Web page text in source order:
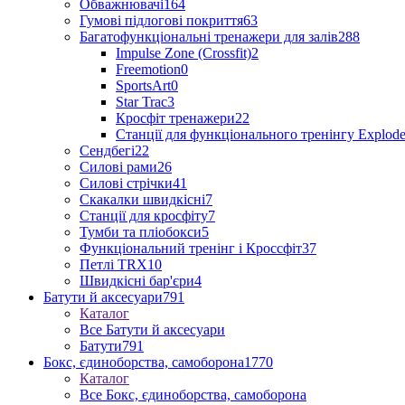
Обважнювачі164
Гумові підлогові покриття63
Багатофункціональні тренажери для залів288
Impulse Zone (Crossfit)2
Freemotion0
SportsArt0
Star Trac3
Кросфіт тренажери22
Станції для функціонального тренінгу Explode
Сендбегі22
Силові рами26
Силові стрічки41
Скакалки швидкісні7
Станції для кросфіту7
Тумби та пліобокси5
Функціональний тренінг і Кроссфіт37
Петлі TRX10
Швидкісні бар'єри4
Батути й аксесуари791
Каталог
Все Батути й аксесуари
Батути791
Бокс, єдиноборства, самоборона1770
Каталог
Все Бокс, єдиноборства, самоборона